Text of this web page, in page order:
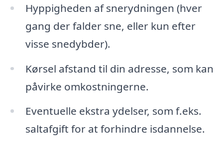
Hyppigheden af snerydningen (hver
gang der falder sne, eller kun efter
visse snedybder).
Kørsel afstand til din adresse, som kan
påvirke omkostningerne.
Eventuelle ekstra ydelser, som f.eks.
saltafgift for at forhindre isdannelse.